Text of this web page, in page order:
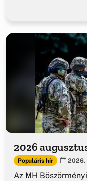
2026
Populáris hír 2026.
Az MH